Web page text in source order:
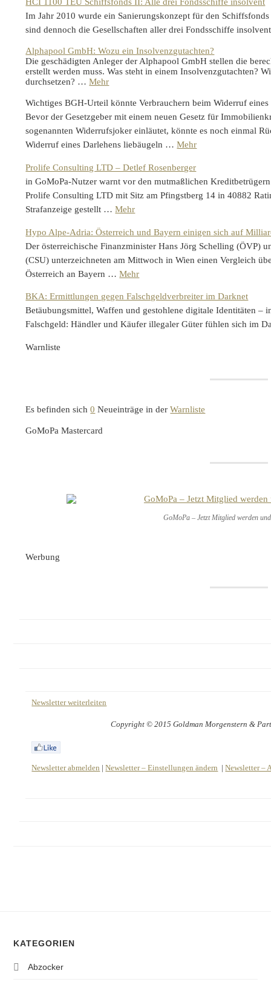
Im Jahr 2010 wurde ein Sanierungskonzept für den
sind dennoch die Gesellschaften aller drei Fondsschiffe
Alphapool GmbH: Wozu ein Insolvenzgutachten?
Die geschädigten Anleger der Alphapool GmbH stellen die
erstellt werden muss. Was steht in einem Insolvenzgutachten?
durchsetzen? …Mehr
Wichtiges BGH-Urteil könnte Verbrauchern beim Widerruf
Bevor der Gesetzgeber mit einem neuen Gesetz für
sogenannten Widerrufsjoker einläutet, könnte es noch einmal
Widerruf eines Darlehens liebäugeln …Mehr
Prolife Consulting LTD – Detlef Rosenberger
in GoMoPa-Nutzer warnt vor den mutmaßlichen
Prolife Consulting LTD mit Sitz am Pfingstberg 14 in 40882
Strafanzeige gestellt …Mehr
Hypo Alpe-Adria: Österreich und Bayern einigen sich auf
Der österreichische Finanzminister Hans Jörg Schelling (ÖVP)
(CSU) unterzeichneten am Mittwoch in Wien einen Vergleich
Österreich an Bayern …Mehr
BKA: Ermittlungen gegen Falschgeldverbreiter im Darknet
Betäubungsmittel, Waffen und gestohlene digitale Identitäten –
Falschgeld: Händler und Käufer illegaler Güter fühlen sich im
Warnliste
Es befinden sich0 Neueinträge in derWarnliste
GoMoPa Mastercard
GoMoPa – Jetzt Mitglied werden
Werbung
Newsletter weiterleiten
Copyright © 2015 Goldman Morgenstern &
Newsletter abmelden |Newsletter – Einstellungen ändern |Newsletter –
KATEGORIEN
Abzocker